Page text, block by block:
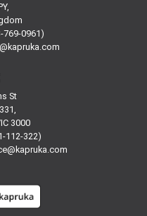
769-0961)
St
3000
112-322)